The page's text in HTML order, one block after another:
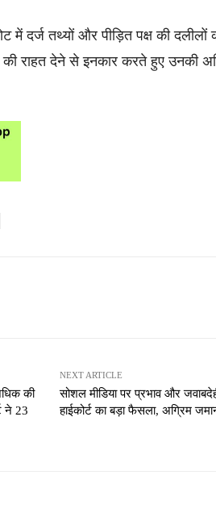
में दर्ज तथ्यों और पीड़ित पक्ष की
की राहत देने से इनकार करते हुए उनकी
की
ने 23
NEXT ARTICLE
सोशल मीडिया पर प्रभाव और
हाईकोर्ट का बड़ा फैसला, अग्रिम